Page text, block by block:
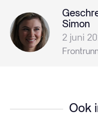
Simon
2 juni
Ook